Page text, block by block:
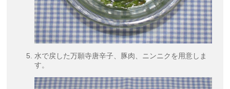
水で戻した万願寺唐辛子、豚肉、ニンニクを用意しま
す。